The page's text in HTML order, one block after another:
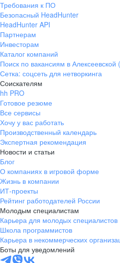
pr@ural.hh.ru
ул. Янковского, д. 169, 7 этаж,
706 каб.
+7 861 205-55-57
pr@krd.hh.ru
Владивосток
пер. Ланинский д. 4, офис 3.4
+7 423 202-33-28
pr@dv.hh.ru
Новосибирск
ул. Большевистская, д. 35,
помещение 21
+7 383 207-94-64
pr@nsk.hh.ru
Минск
пр-т Дзержинского, д. 57,
Требования к ПО
Безопасный HeadHunter
HeadHunter API
Партнерам
Инвесторам
Каталог компаний
Поиск по вакансиям в Алексеевской
Сетка: соцсеть для нетворкинга
Соискателям
hh PRO
Готовое резюме
Все сервисы
Хочу у вас работать
Производственный календарь
Экспертная рекомендация
Новости и статьи
Блог
О компаниях в игровой форме
Жизнь в компании
ИТ-проекты
Рейтинг работодателей России
Молодым специалистам
Карьера для молодых специалистов
Школа программистов
Карьера в некоммерческих
Боты для уведомлений